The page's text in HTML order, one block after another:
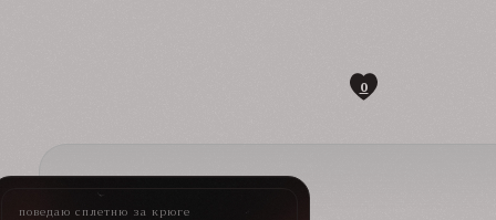
0
поведаю сплетню за крюге